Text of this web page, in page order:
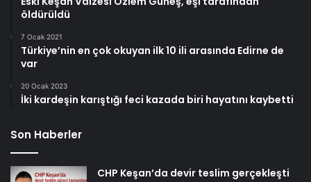
öldürüldü
7 Ocak 2021
Türkiye’nin en çok okuyan ilk 10 ili arasında Edirne de
var
20 Ocak 2023
İki kardeşin karıştığı feci kazada biri hayatını kaybetti
Son Haberler
CHP Keşan’da devir teslim gerçekleşti